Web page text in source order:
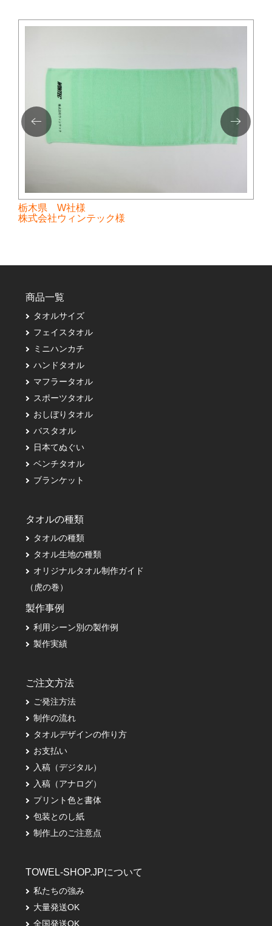
栃木県 W社様
株式会社ウィンテック様
商品一覧
タオルサイズ
フェイスタオル
ミニハンカチ
ハンドタオル
マフラータオル
スポーツタオル
おしぼりタオル
バスタオル
日本てぬぐい
ベンチタオル
ブランケット
タオルの種類
タオルの種類
タオル生地の種類
オリジナルタオル制作ガイド
（虎の巻）
製作事例
利用シーン別の製作例
製作実績
ご注文方法
ご発注方法
制作の流れ
タオルデザインの作り方
お支払い
入稿（デジタル）
入稿（アナログ）
プリント色と書体
包装とのし紙
制作上のご注意点
TOWEL-SHOP.JPについて
私たちの強み
大量発送OK
全国発送OK